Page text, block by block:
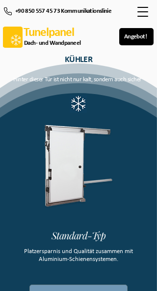
Tunelpanel
Dach- und Wandpaneel
Angebot!
+90 850 557 45 73 Kommunikationslinie
KÜHLER
Hinter dieser Tür ist nicht nur kalt, sondern auch sicher
Standard-Typ
Platzersparnis und Qualität zusammen mit
Aluminium-Schienensystemen.